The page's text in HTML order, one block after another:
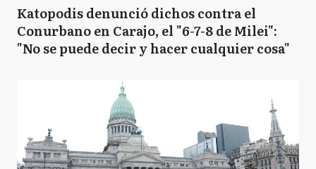
Katopodis denunció dichos contra el
Conurbano en Carajo, el "6-7-8 de Milei":
"No se puede decir y hacer cualquier cosa"